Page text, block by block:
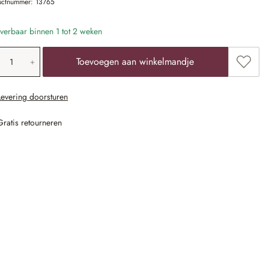
binnen 1 tot 2 weken
voer de gewenste
Toevoegen aan winkelmandje
doorsturen
retourneren